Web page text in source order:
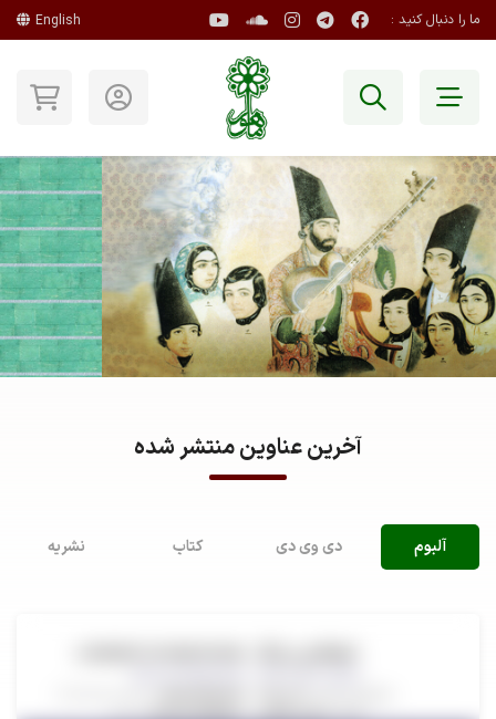
ما را دنبال کنید : English
آخرین عناوین منتشر شده
آلبوم دی وی دی کتاب نشریه